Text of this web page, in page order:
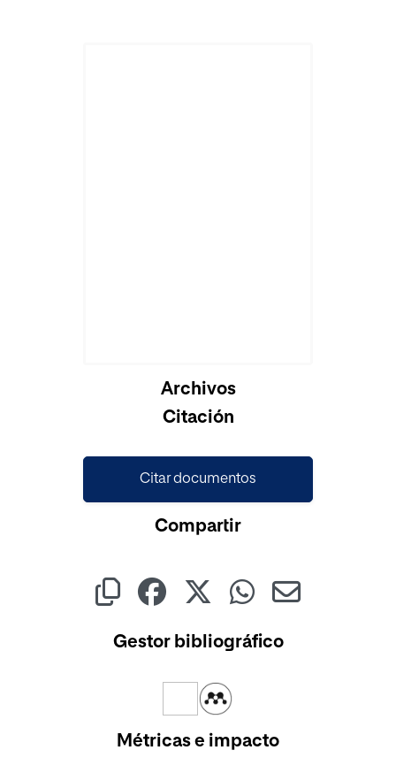
Archivos
Citación
Citar documentos
Compartir
Gestor bibliográfico
Métricas e impacto